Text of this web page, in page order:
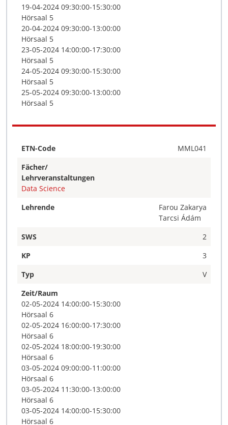
19-04-2024 09:30:00-15:30:00
Hörsaal 5
20-04-2024 09:30:00-13:00:00
Hörsaal 5
23-05-2024 14:00:00-17:30:00
Hörsaal 5
24-05-2024 09:30:00-15:30:00
Hörsaal 5
25-05-2024 09:30:00-13:00:00
Hörsaal 5
ETN-Code
MML041
Fächer/
Lehrveranstaltungen
Data Science
Lehrende
Farou Zakarya
Tarcsi Ádám
SWS
2
KP
3
Typ
V
Zeit/Raum
02-05-2024 14:00:00-15:30:00
Hörsaal 6
02-05-2024 16:00:00-17:30:00
Hörsaal 6
02-05-2024 18:00:00-19:30:00
Hörsaal 6
03-05-2024 09:00:00-11:00:00
Hörsaal 6
03-05-2024 11:30:00-13:00:00
Hörsaal 6
03-05-2024 14:00:00-15:30:00
Hörsaal 6